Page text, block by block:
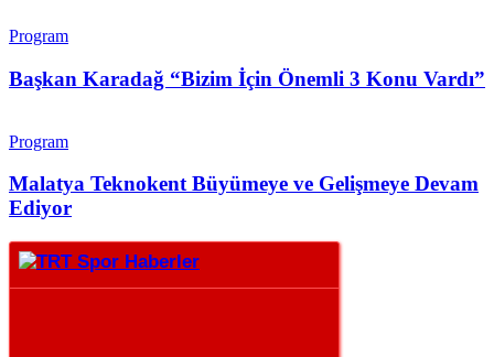
Program
Başkan Karadağ “Bizim İçin Önemli 3 Konu Vardı”
Program
Malatya Teknokent Büyümeye ve Gelişmeye Devam
Ediyor